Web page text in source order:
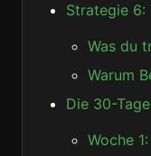
Strategie 6:
Was du
Warum
Die 30-
Woche